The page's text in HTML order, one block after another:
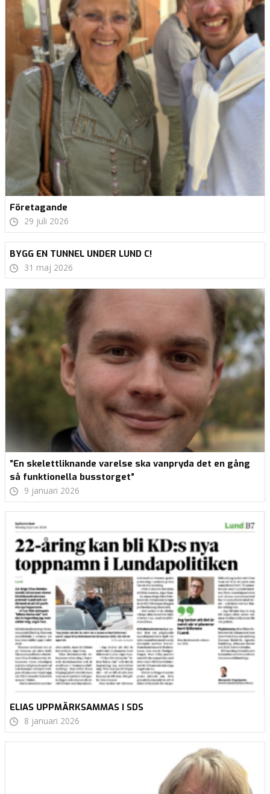
Företagande
29 juli 2026
BYGG EN TUNNEL UNDER LUND C!
31 maj 2026
”En skelettliknande varelse ska vanpryda det en gång
så funktionella busstorget”
9 januari 2026
ELIAS UPPMÄRKSAMMAS I SDS
8 januari 2026